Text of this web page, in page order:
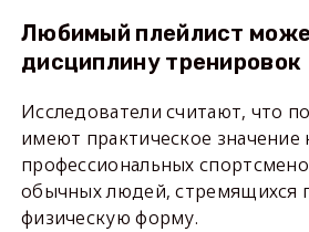
Любимый плейлист
дисциплину тренировок
Исследователи считают, что
имеют практическое значение
профессиональных
обычных людей, стремящихся
физическую форму.